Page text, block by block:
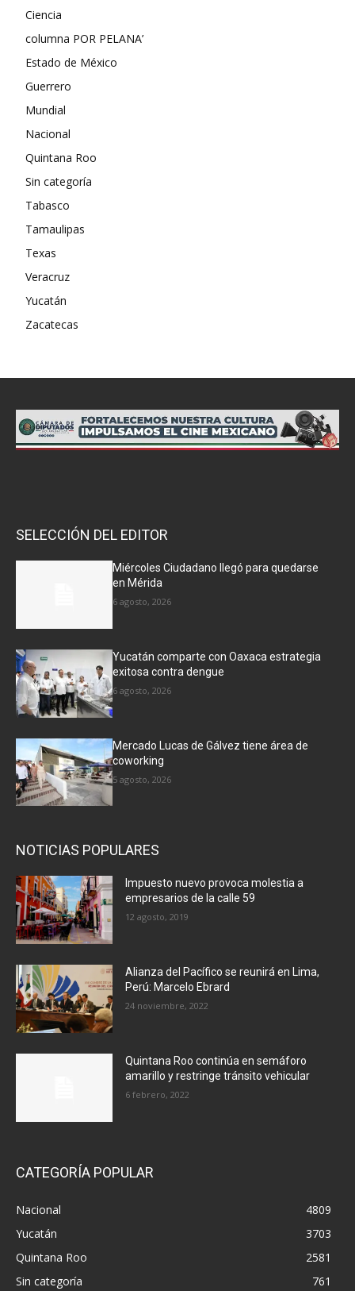
Ciencia
columna POR PELANA’
Estado de México
Guerrero
Mundial
Nacional
Quintana Roo
Sin categoría
Tabasco
Tamaulipas
Texas
Veracruz
Yucatán
Zacatecas
SELECCIÓN DEL EDITOR
Miércoles Ciudadano llegó para quedarse
en Mérida
6 agosto, 2026
Yucatán comparte con Oaxaca estrategia
exitosa contra dengue
6 agosto, 2026
Mercado Lucas de Gálvez tiene área de
coworking
5 agosto, 2026
NOTICIAS POPULARES
Impuesto nuevo provoca molestia a
empresarios de la calle 59
12 agosto, 2019
Alianza del Pacífico se reunirá en Lima,
Perú: Marcelo Ebrard
24 noviembre, 2022
Quintana Roo continúa en semáforo
amarillo y restringe tránsito vehicular
6 febrero, 2022
CATEGORÍA POPULAR
Nacional
4809
Yucatán
3703
Quintana Roo
2581
Sin categoría
761